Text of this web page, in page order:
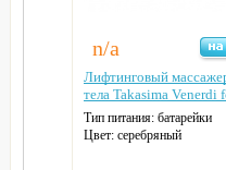
n/a
Лифтинговый
тела Takasima Venerdi
Тип питания: батарейки
Цвет: серебряный